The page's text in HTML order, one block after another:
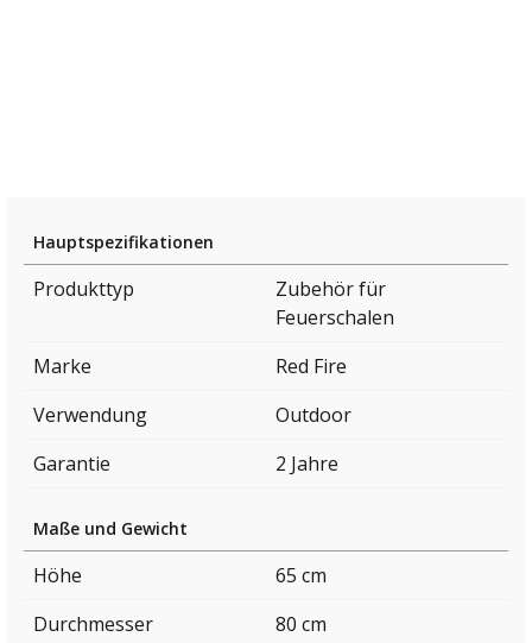
Hauptspezifikationen
Produkttyp
Zubehör für
Feuerschalen
Marke
Red Fire
Verwendung
Outdoor
Garantie
2 Jahre
Maße und Gewicht
Höhe
65 cm
Durchmesser
80 cm